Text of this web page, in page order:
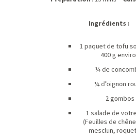
Ingrédients :
1 paquet de tofu
400 g
¼ de
¼ d’oignon
2 gombos
1 salade de
(Feuilles de
mesclun,